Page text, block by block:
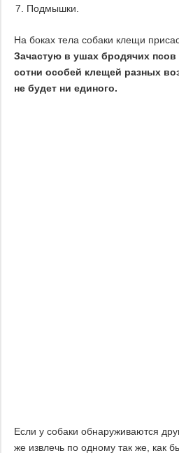
Подмышки.
На боках тела собаки клещи
Зачастую в ушах бродячих
сотни особей клещей разных
не будет ни единого.
Если у собаки обнаруживаются
же извлечь по одному так же, как